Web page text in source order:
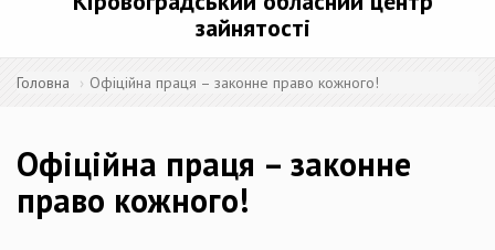
зайнятості
Головна Офіційна праця – законне право кожного!
Офіційна праця – законне
право кожного!